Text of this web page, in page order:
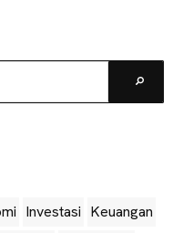
Investasi Keuangan